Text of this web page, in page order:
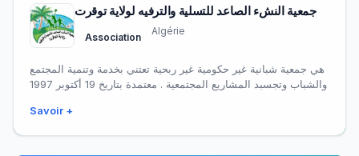
جمعية النشء الصاعد للتسلية والترفيه لولاية توقرت
Association
Algérie
هي جمعية شبانية غير حكومية غير ربحية تعتني بخدمة وتنمية المجتمع
والشباب وتجسبد المشاريع المجتمعية . معتمدة بتاريخ 19 أكتوبر 1997
Savoir +